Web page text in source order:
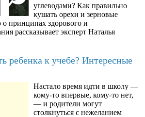
углеводами? Как правильно
кушать орехи и зерновые
принципах здорового и
рассказывает эксперт Наталья
ребенка к учебе? Интересные
Настало время идти в школу —
кому-то впервые, кому-то нет,
— и родители могут
столкнуться с нежеланием